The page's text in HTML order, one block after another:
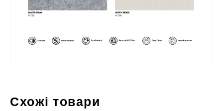
Схожі товари